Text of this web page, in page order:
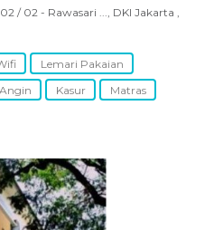
/ 02 - Rawasari ..., DKI Jakarta ,
Lemari Pakaian
Kasur
Matras